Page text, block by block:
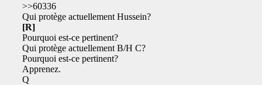
>>60336
Qui protège actuellement Hussein?
[R]
Pourquoi est-ce pertinent?
Qui protège actuellement B/H C?
Pourquoi est-ce pertinent?
Apprenez.
Q